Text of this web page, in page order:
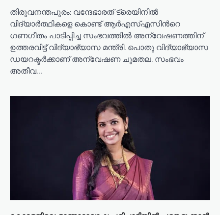
തിരുവനന്തപുരം: വന്ദേഭാരത് ട്രെയിനില്‍
വിദ്യാര്‍ത്ഥികളെ കൊണ്ട് ആര്‍എസ്എസിന്‍റെ
ഗണഗീതം പാടിപ്പിച്ച സംഭവത്തില്‍ അന്വേഷണത്തിന്
ഉത്തരവിട്ട് വിദ്യാഭ്യാസ മന്ത്രി. പൊതു വിദ്യാഭ്യാസ
ഡയറക്ടര്‍ക്കാണ് അന്വേഷണ ചുമതല. സംഭവം
അതീവ…